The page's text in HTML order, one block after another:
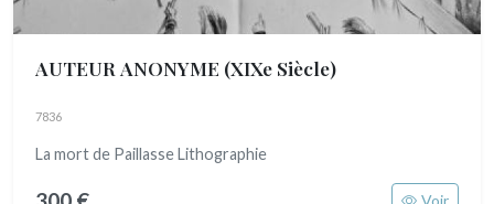
AUTEUR ANONYME (XIXe Siècle)
7836
La mort de Paillasse Lithographie
Voir